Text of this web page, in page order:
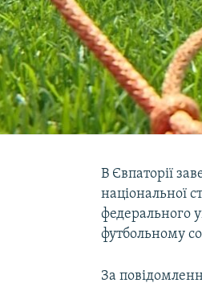
В Євпаторії
національної
федерального
футбольному
За